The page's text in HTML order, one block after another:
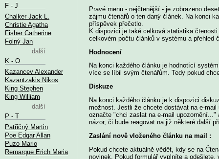
Pravé menu - nejčtenější - je zobrazeno
zájmu čtenářů o ten daný článek. Na konci
příspěvek přečetlo.
K dispozici je také celková statistika
celkovém počtu článků v systému a přehled
Hodnocení
Na konci každého článku je hodnotící
více se líbil svým čtenářům. Tedy pokud
Diskuze
Na konci každého článku je k dispozici
možnost. Jestli že chcete dostávat na e-
označte "chci zaslat na e-mail
názor, či bude reagovat na již některé další
Zaslání nově vloženého článku na mail :
Pokud chcete aktuálně vědět, kdy se na
novinek . Pokud formulář vyplníte a
F - J
Chalker Jack L.
Christie Agatha
Fisher Catherine
Folný Jan
další
K - O
Kazancev Alexander
Kazantzakis Nikos
King Stephen
King William
další
P - T
Patřičný Martin
Poe Edgar Allan
Puzo Mario
Remarque Erich Maria